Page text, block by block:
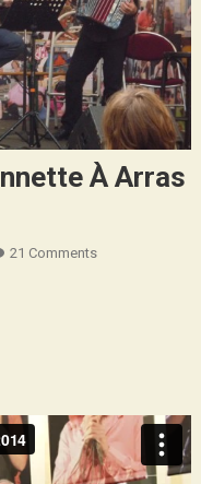
À Arras
21 CommentsOn